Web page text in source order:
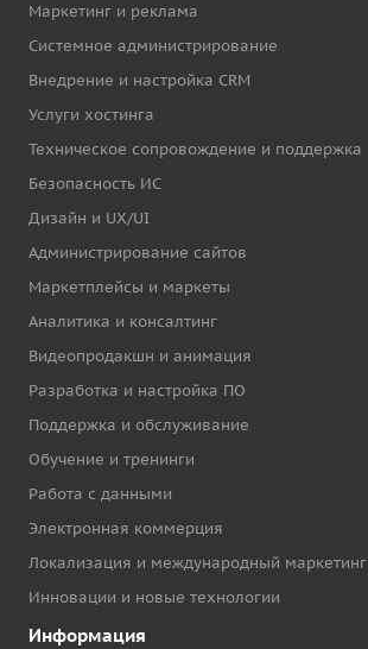
Маркетинг и реклама
Системное администрирование
Внедрение и настройка CRM
Услуги хостинга
Техническое сопровождение и поддержка
Безопасность ИС
Дизайн и UX/UI
Администрирование сайтов
Маркетплейсы и маркеты
Аналитика и консалтинг
Видеопродакшн и анимация
Разработка и настройка ПО
Поддержка и обслуживание
Обучение и тренинги
Работа с данными
Электронная коммерция
Локализация и международный маркетинг
Инновации и новые технологии
Информация